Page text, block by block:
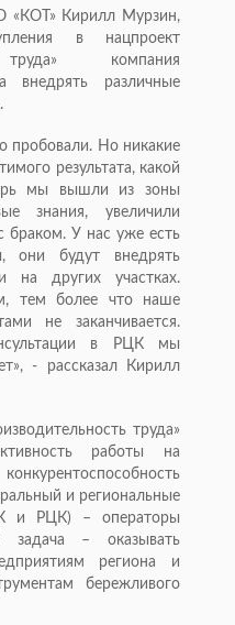
«КОТ» Кирилл Мурзин,
в нацпроект
труда» компания
внедрять различные
пробовали. Но никакие
результата, какой
мы вышли из зоны
знания, увеличили
браком. У нас уже есть
они будут внедрять
на других участках.
тем более что наше
не заканчивается.
в РЦК мы
- рассказал Кирилл
труда»
работы на
и региональные
и РЦК) – операторы
задача – оказывать
региона и
бережливого